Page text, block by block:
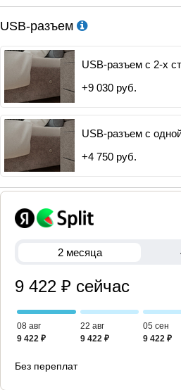
USB-разъем
USB-разъем с 2-х
+9 030 руб.
USB-разъем с
+4 750 руб.
2 месяца
9 422 ₽ сейчас
08 авг
9 422 ₽
22 авг
9 422 ₽
05 сен
9 422 ₽
Без переплат